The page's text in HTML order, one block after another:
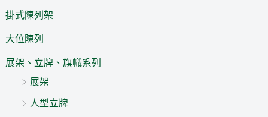
掛式陳列架
大位陳列
展架、立牌、旗幟系列
展架
人型立牌